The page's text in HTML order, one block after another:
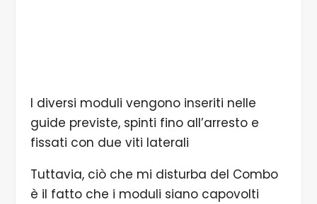
I diversi moduli vengono inseriti nelle
guide previste, spinti fino all’arresto e
fissati con due viti laterali
Tuttavia, ciò che mi disturba del Combo
è il fatto che i moduli siano capovolti